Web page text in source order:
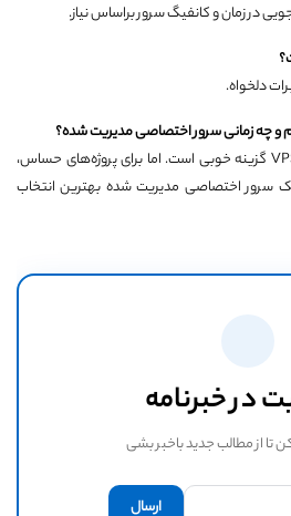
در زمان و کانفیگ سرور براساس نیاز.
دلخواه.
برای پروژه‌های کوچک‌تر یا تست، VPS گزینه خوبی است. اما برای پروژه‌های حساس،
یک سرور اختصاصی مدیریت شده بهترین انتخاب
در خبرنامه
تا از مطالب جدید باخبر بشی